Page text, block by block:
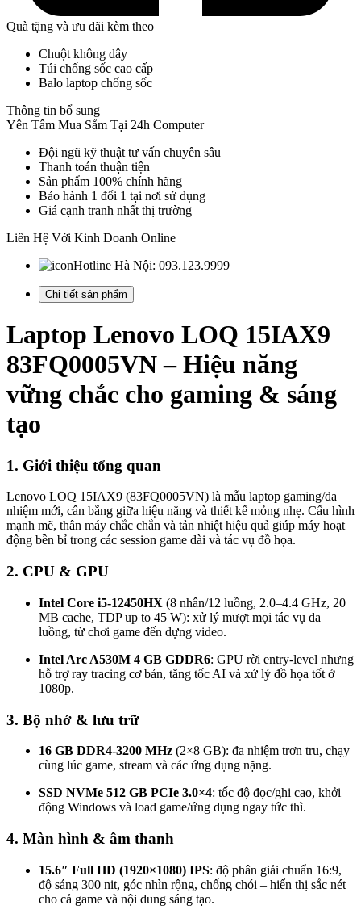
Quà tặng và ưu đãi kèm theo
Chuột không dây
Túi chống sốc cao cấp
Balo laptop chống sốc
Thông tin bổ sung
Yên Tâm Mua Sắm Tại 24h Computer
Đội ngũ kỹ thuật tư vấn chuyên sâu
Thanh toán thuận tiện
Sản phẩm 100% chính hãng
Bảo hành 1 đổi 1 tại nơi sử dụng
Giá cạnh tranh nhất thị trường
Liên Hệ Với Kinh Doanh Online
Hotline Hà Nội: 093.123.9999
Chi tiết sản phẩm
Laptop Lenovo LOQ 15IAX9
83FQ0005VN – Hiệu năng
vững chắc cho gaming & sáng
tạo
1. Giới thiệu tổng quan
Lenovo LOQ 15IAX9 (83FQ0005VN) là mẫu laptop gaming/đa
nhiệm mới, cân bằng giữa hiệu năng và thiết kế mỏng nhẹ. Cấu hình
mạnh mẽ, thân máy chắc chắn và tản nhiệt hiệu quả giúp máy hoạt
động bền bỉ trong các session game dài và tác vụ đồ họa.
2. CPU & GPU
Intel Core i5-12450HX (8 nhân/12 luồng, 2.0–4.4 GHz, 20
MB cache, TDP up to 45 W): xử lý mượt mọi tác vụ đa
luồng, từ chơi game đến dựng video.
Intel Arc A530M 4 GB GDDR6: GPU rời entry-level nhưng
hỗ trợ ray tracing cơ bản, tăng tốc AI và xử lý đồ họa tốt ở
1080p.
3. Bộ nhớ & lưu trữ
16 GB DDR4-3200 MHz (2×8 GB): đa nhiệm trơn tru, chạy
cùng lúc game, stream và các ứng dụng nặng.
SSD NVMe 512 GB PCIe 3.0×4: tốc độ đọc/ghi cao, khởi
động Windows và load game/ứng dụng ngay tức thì.
4. Màn hình & âm thanh
15.6″ Full HD (1920×1080) IPS: độ phân giải chuẩn 16:9,
độ sáng 300 nit, góc nhìn rộng, chống chói – hiển thị sắc nét
cho cả game và nội dung sáng tạo.